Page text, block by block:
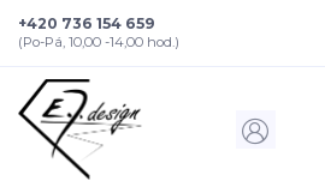
+420 736 154 659
(Po-Pá, 10,00 -14,00 hod.)